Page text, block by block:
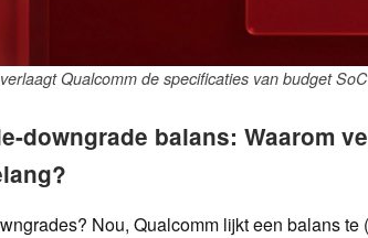
Qualcomm de specificaties van budget
downgrade balans: Waarom
Nou, Qualcomm lijkt een balans te